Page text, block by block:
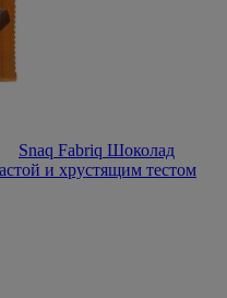
Snaq Fabriq Шоколад
и хрустящим тестом